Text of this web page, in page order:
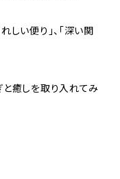
しい便り」、「深い関
と癒しを取り入れてみ